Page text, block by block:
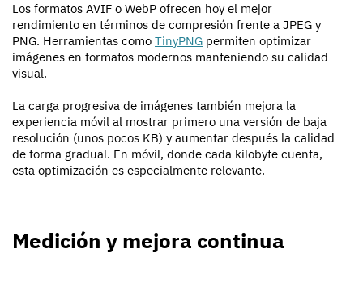
Los formatos AVIF o WebP ofrecen hoy el mejor
rendimiento en términos de compresión frente a JPEG y
PNG. Herramientas como TinyPNG permiten optimizar
imágenes en formatos modernos manteniendo su calidad
visual.
La carga progresiva de imágenes también mejora la
experiencia móvil al mostrar primero una versión de baja
resolución (unos pocos KB) y aumentar después la calidad
de forma gradual. En móvil, donde cada kilobyte cuenta,
esta optimización es especialmente relevante.
Medición y mejora continua